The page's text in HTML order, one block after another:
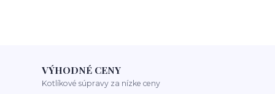
VÝHODNÉ CENY
Kotlíkové súpravy za nízke ceny